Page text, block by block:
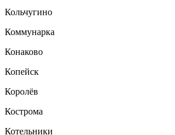
Кольчугино
Коммунарка
Конаково
Копейск
Королёв
Кострома
Котельники